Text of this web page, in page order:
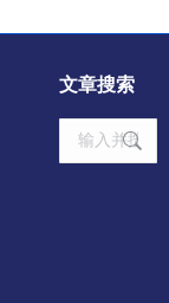
文章搜索
Search: